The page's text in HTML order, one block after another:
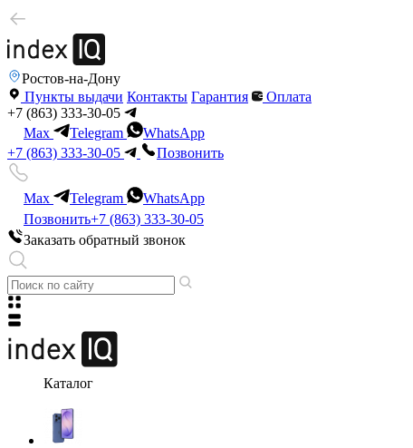
Ростов-на-Дону
Пункты выдачи Контакты Гарантия
Оплата
+7 (863) 333-30-05
Max
Telegram
WhatsApp
+7 (863) 333-30-05
Позвонить
Max Telegram
WhatsApp
Позвонить+7 (863) 333-30-05
Заказать обратный звонок
Каталог